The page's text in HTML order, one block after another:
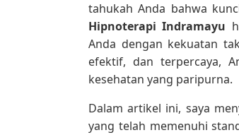
tahukah Anda bahwa
Hipnoterapi Indramayu
Anda dengan kekuatan
efektif, dan terpercaya,
kesehatan yang paripurna.
Dalam artikel ini, saya
yang telah memenuhi